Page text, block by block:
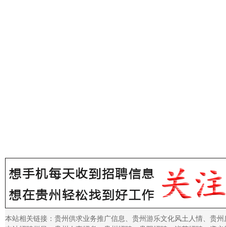
本站相关链接： 贵州供求业务推广信息 、 贵州游乐文化风土人情、 贵州